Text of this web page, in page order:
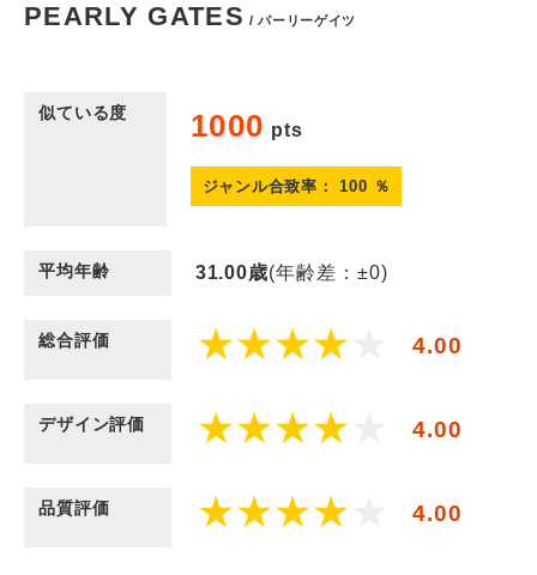
PEARLY GATES / パーリーゲイツ
似ている度 1000 pts
ジャンル合致率：100 ％
平均年齢 31.00歳(年齢差：±0)
総合評価 4.00
デザイン評価 4.00
品質評価 4.00